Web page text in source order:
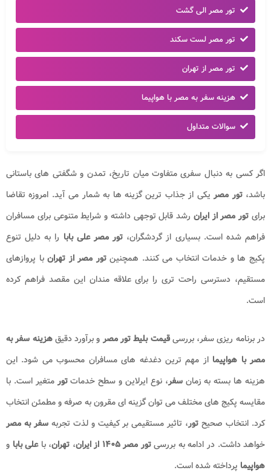
تور مصر الی گشت
تور مصر لست سکند
تور مصر از تهران
هزینه سفر به مصر با هواپیما
سوالات متداول
اگر کسی به دنبال سفری متفاوت میان تاریخ، تمدن و شگفتی های باستانی
باشد،تور مصریکی از جذاب ترین گزینه ها به شمار می آید. امروزه تقاضا
برای تور مصر از ایران رشد قابل توجهی داشته و شرایط متنوعی برای مسافران
فراهم شده است. بسیاری از گردشگران، تور مصر علی بابا را به دلیل تنوع
پکیج ها و خدمات انتخاب می کنند. همچنینتور مصر از تهرانبا پروازهای
مستقیم، دسترسی راحت تری را برای علاقه مندان این مقصد فراهم کرده
است.
در برنامه ریزی سفر، بررسیقیمت بلیط تور مصرو برآورد دقیقهزینه سفر به
مصر با هواپیما از مهم ترین دغدغه های مسافران محسوب می شود. این
هزینه ها بسته به زمانسفر، نوع ایرلاین و سطح خدماتتورمتغیر است. با
مقایسه پکیج های مختلف می توان گزینه ای مقرون به صرفه و مطمئن انتخاب
کرد. انتخاب صحیح تور، تاثیر مستقیمی بر کیفیت و لذت تجربهسفر به مصر
خواهد داشت. در ادامه به بررسیتور مصر ۱۴۰۵ از ایران، تهران، باعلی بابا و
هواپیما پرداخته شده است.